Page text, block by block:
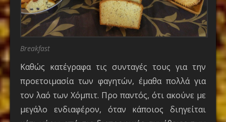
Breakfast
Καθώς κατέγραφα τις συνταγές τους για την
προετοιμασία των φαγητών, έμαθα πολλά για
τον λαό των Χόμπιτ. Προ παντός, ότι ακούνε με
μεγάλο ενδιαφέρον, όταν κάποιος διηγείται